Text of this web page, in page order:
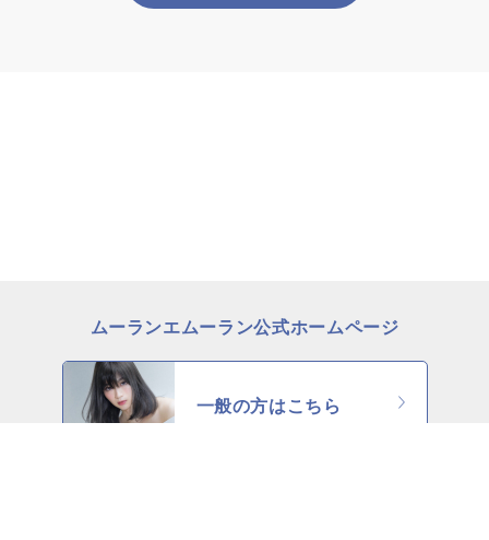
ムーランエムーラン公式ホームページ
一般の方はこちら